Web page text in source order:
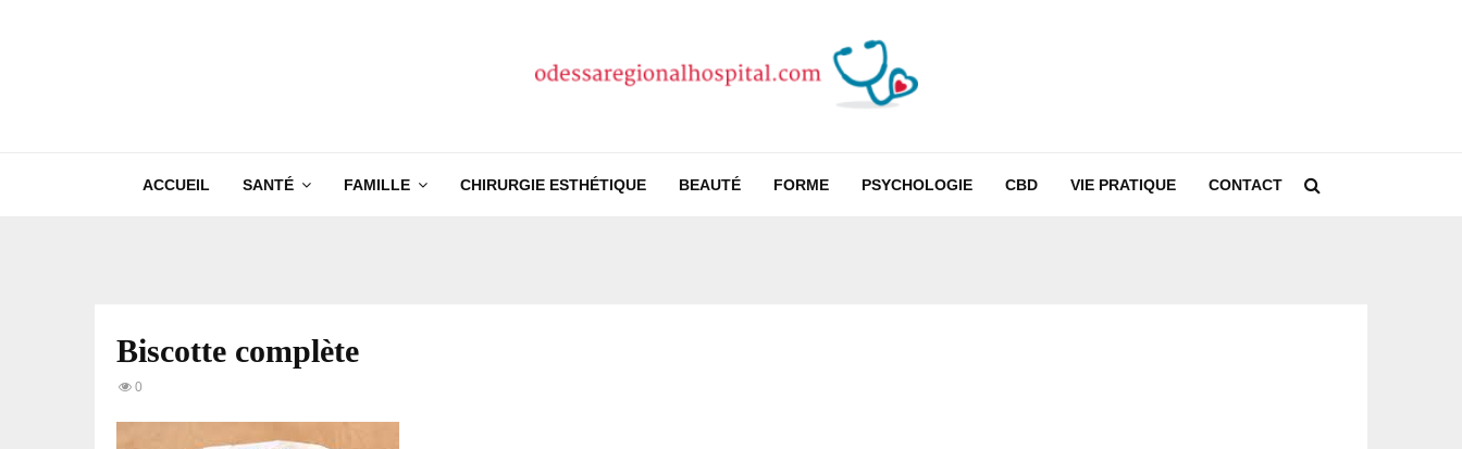
ACCUEIL SANTÉ FAMILLE CHIRURGIE ESTHÉTIQUE BEAUTÉ FORME PSYCHOLOGIE CBD VIE PRATIQUE CONTACT
Biscotte complète
0